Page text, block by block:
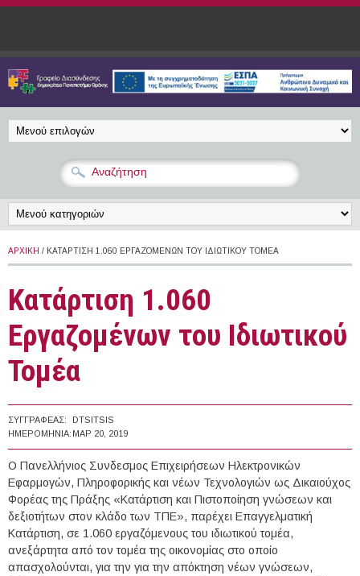
Παράκαμψη προς το κυρίως περιεχόμενο
ΑΡΧΙΚΉ / KΑΤΆΡΤΙΣΗ 1.060 ΕΡΓΑΖΟΜΈΝΩΝ ΤΟΥ IΔΙΩΤΙΚΟΎ ΤΟΜΈΑ
Kατάρτιση 1.060
Εργαζομένων του Iδιωτικού
Τομέα
ΣΥΓΓΡΑΦΈΑΣ:
DTSITSIS
ΗΜΕΡΟΜΗΝΊΑ: ΜΑΡ 20, 2019
O Πανελλήνιος Συνδεσμος Επιχειρήσεων Ηλεκτρονικών
Εφαρμογών, Πληροφορικής και νέων Τεχνολογιών ως Δικαιούχος
Φορέας της Πράξης «Κατάρτιση και Πιστοποίηση γνώσεων και
δεξιοτήτων στον κλάδο των ΤΠΕ», παρέχει Επαγγελματική
Κατάρτιση, σε 1.060 εργαζόμενους του ιδιωτικού τομέα,
ανεξάρτητα από τον τομέα της οικονομίας στο οποίο
απασχολούνται, για την για την απόκτηση νέων γνώσεων,